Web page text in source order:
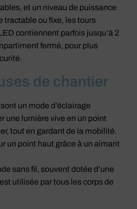
et un niveau de puissance
tractable ou fixe, les tours
contiennent parfois jusqu’à 2
fermé, pour plus
de chantier
sont un mode d’éclairage
une lumière vive en un point
tout en gardant de la mobilité.
un point haut grâce à un aimant
sans fil, souvent dotée d’une
utilisée par tous les corps de